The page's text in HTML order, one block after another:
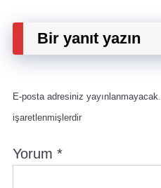
Bir yanıt yazın
E-posta adresiniz yayınlanmayacak.
işaretlenmişlerdir
Yorum *